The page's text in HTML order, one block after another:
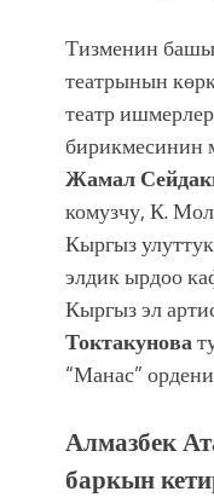
Тизменин
театрынын
театр
бирикмесинин
Жамал
комузчу, К.
Кыргыз
элдик ырдоо
Кыргыз эл
Токтакунова
“Манас”
Алмазбек
баркын